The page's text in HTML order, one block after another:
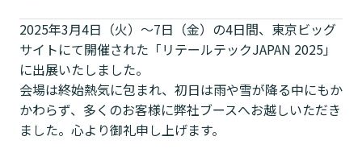
2025年3月4日（火）～7日（金）の4日間、東京ビッグ
サイトにて開催された「リテールテックJAPAN 2025」
に出展いたしました。
会場は終始熱気に包まれ、初日は雨や雪が降る中にもか
かわらず、多くのお客様に弊社ブースへお越しいただき
ました。心より御礼申し上げます。